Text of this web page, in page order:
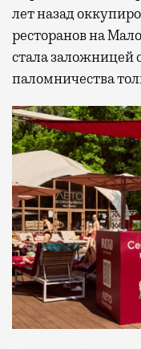
лет назад
ресторанов на
стала заложницей
паломничества